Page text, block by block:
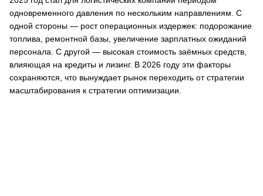
одновременного давления по нескольким направлениям. С
одной стороны — рост операционных издержек: подорожание
топлива, ремонтной базы, увеличение зарплатных ожиданий
персонала. С другой — высокая стоимость заёмных средств,
влияющая на кредиты и лизинг. В 2026 году эти факторы
сохраняются, что вынуждает рынок переходить от стратегии
масштабирования к стратегии оптимизации.